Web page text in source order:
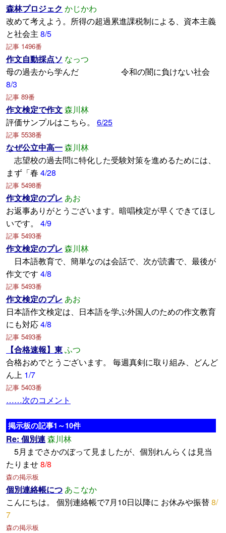
森林プロジェク かじかわ
改めて考えよう。所得の超過累進課税制による、資本主義
と社会主 8/5
記事 1496番
作文自動採点ソ なっつ
母の過去から学んだ 令和の闇に負けない社会
8/3
記事 89番
作文検定で作文森川林
評価サンプルはこちら。 6/25
記事 5538番
なぜ公立中高一森川林
志望校の過去問に特化した受験対策を進めるためには、
まず「春 4/28
記事 5498番
作文検定のプレ あお
お返事ありがとうございます。暗唱検定が早くできてほし
いです。
4/9
記事 5493番
作文検定のプレ 森川林
日本語教育で、簡単なのは会話で、次が読書で、最後が
作文です 4/8
記事 5493番
作文検定のプレ あお
日本語作文検定は、日本語を学ぶ外国人のための作文教育
にも対応4/8
記事 5493番
【合格速報】東ふつ
合格おめでとうございます。 毎週真剣に取り組み、どんど
ん上 1/7
記事 5403番
……次のコメント
掲示板の記事1～10件
Re: 個別連森川林
5月までさかのぼって見ましたが、個別れんらくは見当
たりませ8/8
森の掲示板
個別連絡帳につ あこなか
こんにちは。 個別連絡帳で7月10日以降に お休みや振替8/
7
森の掲示板